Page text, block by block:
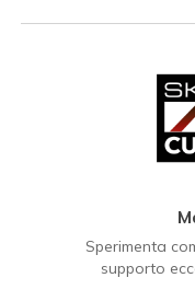
Sperimenta
supporto